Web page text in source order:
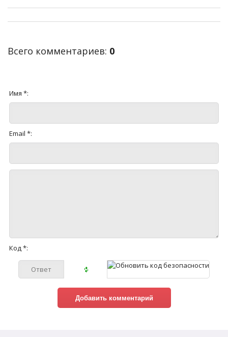
Всего комментариев: 0
Имя *:
Email *:
Код *: